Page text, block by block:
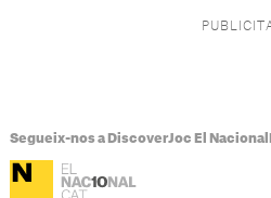
Segueix-nos a DiscoverJoc El Nacional